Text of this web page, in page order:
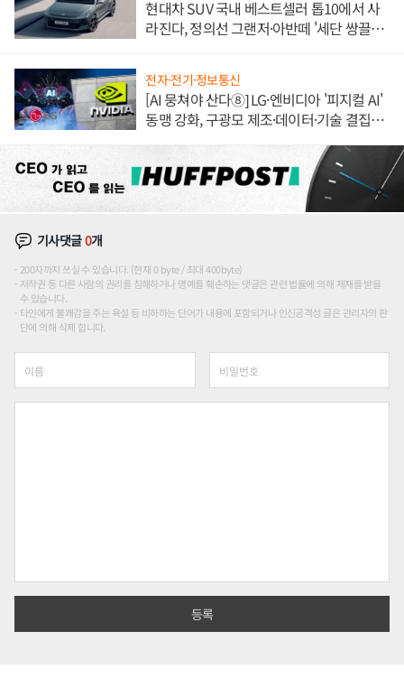
현대차 SUV 국내 베스트셀러 톱10에서 사
라진다, 정의선 그랜저·아반떼 '세단 쌍끌
전자·전기·정보통신
[AI 뭉쳐야 산다⑧] LG·엔비디아 '피지컬 AI'
동맹 강화, 구광모 제조·데이터·기술 결집
기사댓글0개
200자까지 쓰실 수 있습니다. (현재 0 byte / 최대 400byte)
저작권 등 다른 사람의 권리를 침해하거나 명예를 훼손하는 댓글은 관련 법률에 의해 제재를 받을
수 있습니다.
타인에게 불쾌감을 주는 욕설 등 비하하는 단어가 내용에 포함되거나 인신공격성 글은 관리자의 판
단에 의해 삭제 합니다.